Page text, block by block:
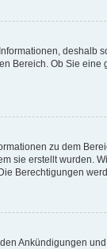
deshalb
Bereich. Ob Sie
zu dem
sie erstellt wurden.
Berechtigungen
Ankündigungen